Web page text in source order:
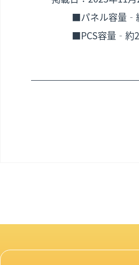
■パネル容量‐
■PCS容量‐約